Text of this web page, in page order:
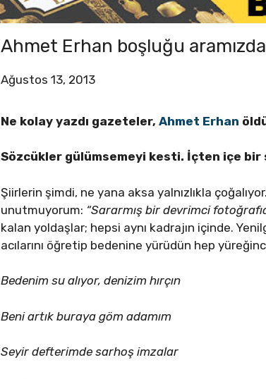
Ahmet Erhan boşluğu
Ağustos 13, 2013
Ne kolay yazdı gazeteler,Ahmet Erhan
Sözcükler gülümsemeyi kesti. İçten içe bir
Şiirlerin şimdi, ne yana aksa yalnızlıkla
unutmuyorum: “Sararmış bir devrimci
kalan yoldaşlar; hepsi aynı kadrajın içinde.
acılarını öğretip bedenine yürüdün hep
Bedenim su alıyor, denizim hırçın
Beni artık buraya göm adamım
Seyir defterimde sarhoş imzalar